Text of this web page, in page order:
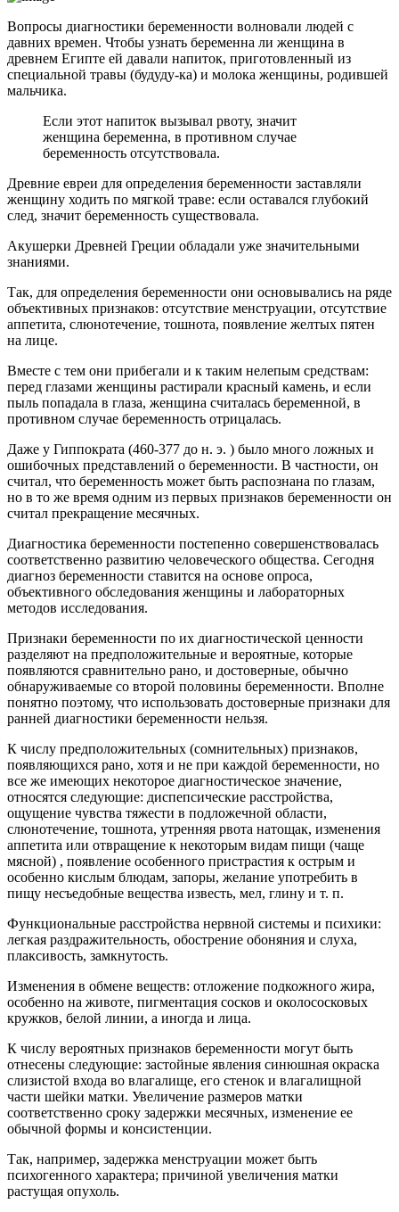
Вопросы диагностики беременности волновали людей с
давних времен. Чтобы узнать беременна ли женщина в
древнем Египте ей давали напиток, приготовленный из
специальной травы (будуду-ка) и молока женщины, родившей
мальчика.
Если этот напиток вызывал рвоту, значит
женщина беременна, в противном случае
беременность отсутствовала.
Древние евреи для определения беременности заставляли
женщину ходить по мягкой траве: если оставался глубокий
след, значит беременность существовала.
Акушерки Древней Греции обладали уже значительными
знаниями.
Так, для определения беременности они основывались на ряде
объективных признаков: отсутствие менструации, отсутствие
аппетита, слюнотечение, тошнота, появление желтых пятен
на лице.
Вместе с тем они прибегали и к таким нелепым средствам:
перед глазами женщины растирали красный камень, и если
пыль попадала в глаза, женщина считалась беременной, в
противном случае беременность отрицалась.
Даже у Гиппократа (460-377 до н. э. ) было много ложных и
ошибочных представлений о беременности. В частности, он
считал, что беременность может быть распознана по глазам,
но в то же время одним из первых признаков беременности он
считал прекращение месячных.
Диагностика беременности постепенно совершенствовалась
соответственно развитию человеческого общества. Сегодня
диагноз беременности ставится на основе опроса,
объективного обследования женщины и лабораторных
методов исследования.
Признаки беременности по их диагностической ценности
разделяют на предположительные и вероятные, которые
появляются сравнительно рано, и достоверные, обычно
обнаруживаемые со второй половины беременности. Вполне
понятно поэтому, что использовать достоверные признаки для
ранней диагностики беременности нельзя.
К числу предположительных (сомнительных) признаков,
появляющихся рано, хотя и не при каждой беременности, но
все же имеющих некоторое диагностическое значение,
относятся следующие: диспепсические расстройства,
ощущение чувства тяжести в подложечной области,
слюнотечение, тошнота, утренняя рвота натощак, изменения
аппетита или отвращение к некоторым видам пищи (чаще
мясной) , появление особенного пристрастия к острым и
особенно кислым блюдам, запоры, желание употребить в
пищу несъедобные вещества известь, мел, глину и т. п.
Функциональные расстройства нервной системы и психики:
легкая раздражительность, обострение обоняния и слуха,
плаксивость, замкнутость.
Изменения в обмене веществ: отложение подкожного жира,
особенно на животе, пигментация сосков и околососковых
кружков, белой линии, а иногда и лица.
К числу вероятных признаков беременности могут быть
отнесены следующие: застойные явления синюшная окраска
слизистой входа во влагалище, его стенок и влагалищной
части шейки матки. Увеличение размеров матки
соответственно сроку задержки месячных, изменение ее
обычной формы и консистенции.
Так, например, задержка менструации может быть
психогенного характера; причиной увеличения матки
растущая опухоль.